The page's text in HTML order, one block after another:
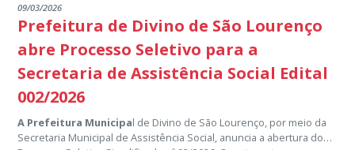
09/03/2026
Prefeitura de Divino de São Lourenço
abre Processo Seletivo para a
Secretaria de Assistência Social Edital
002/2026
A Prefeitura Municipal de Divino de São Lourenço, por meio da
Secretaria Municipal de Assistência Social, anuncia a abertura do